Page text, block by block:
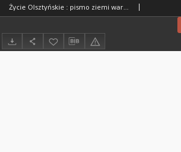
Życie Olsztyńskie : pismo ziemi warmińsko-mazurskiej, 1954, nr 258